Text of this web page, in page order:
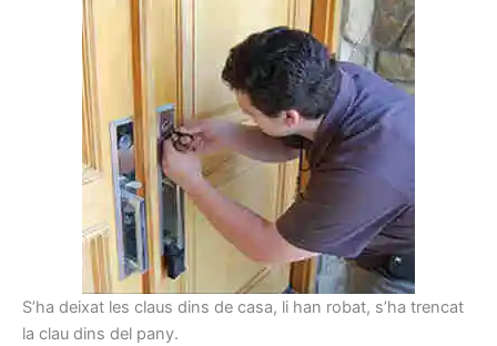
S’ha deixat les claus dins de casa, li han robat, s’ha trencat
la clau dins del pany.